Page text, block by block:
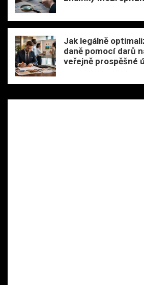
Jak legálně
daně pomocí darů
veřejně prospěšné